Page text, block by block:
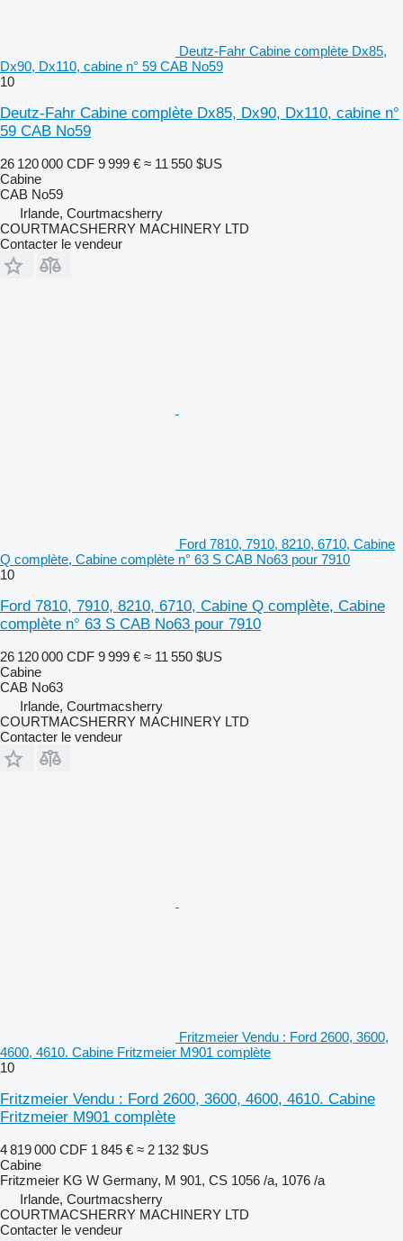
Deutz-Fahr Cabine complète Dx85,
Dx90, Dx110, cabine n° 59 CAB No59
10
Deutz-Fahr Cabine complète Dx85, Dx90, Dx110, cabine n°
59 CAB No59
26 120 000 CDF 9 999 € ≈ 11 550 $US
Cabine
CAB No59
Irlande, Courtmacsherry
COURTMACSHERRY MACHINERY LTD
Contacter le vendeur
Ford 7810, 7910, 8210, 6710, Cabine
Q complète, Cabine complète n° 63 S CAB No63 pour 7910
10
Ford 7810, 7910, 8210, 6710, Cabine Q complète, Cabine
complète n° 63 S CAB No63 pour 7910
26 120 000 CDF 9 999 € ≈ 11 550 $US
Cabine
CAB No63
Irlande, Courtmacsherry
COURTMACSHERRY MACHINERY LTD
Contacter le vendeur
Fritzmeier Vendu : Ford 2600, 3600,
4600, 4610. Cabine Fritzmeier M901 complète
10
Fritzmeier Vendu : Ford 2600, 3600, 4600, 4610. Cabine
Fritzmeier M901 complète
4 819 000 CDF 1 845 € ≈ 2 132 $US
Cabine
Fritzmeier KG W Germany, M 901, CS 1056 /a, 1076 /a
Irlande, Courtmacsherry
COURTMACSHERRY MACHINERY LTD
Contacter le vendeur